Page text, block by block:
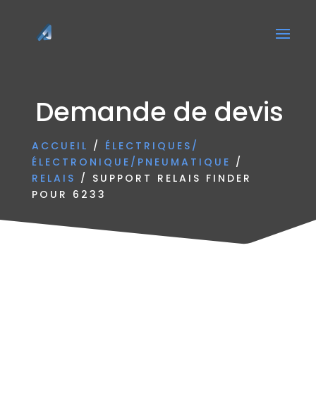
Demande de devis
ACCUEIL / ÉLECTRIQUES/
ÉLECTRONIQUE/PNEUMATIQUE /
RELAIS / SUPPORT RELAIS FINDER
POUR 6233